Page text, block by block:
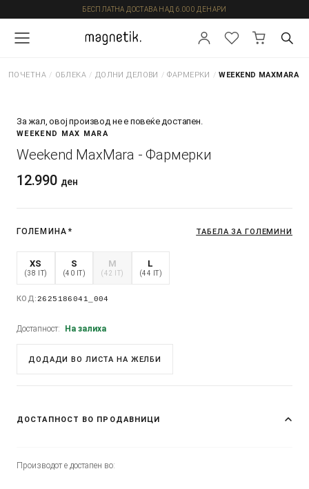
БЕСПЛАТНА ДОСТАВА НАД 6.000 ДЕНАРИ
ПОЧЕТНА / ОБЛЕКА / ДОЛНИ ДЕЛОВИ / ФАРМЕРКИ / WEEKEND
За жал, овој производ не е повеќе достапен.
WEEKEND MAX MARA
Weekend MaxMara - Фармерки
12.990 ден
ГОЛЕМИНА * ТАБЕЛА ЗА ГОЛЕМИНИ
XS
(38 IT)
S
(40 IT)
M
(42 IT)
L
(44 IT)
КОД:2625186041_004
Достапност: На залиха
ДОДАДИ ВО ЛИСТА НА ЖЕЛБИ
ДОСТАПНОСТ ВО ПРОДАВНИЦИ
Производот е достапен во: